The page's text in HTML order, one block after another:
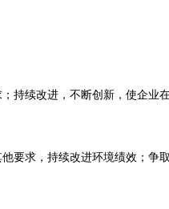
持续改进，不断创新，使企业
求，持续改进环境绩效；争